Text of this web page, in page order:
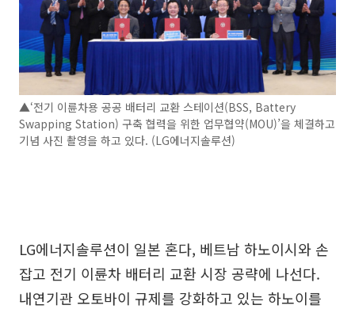
▲‘전기 이륜차용 공공 배터리 교환 스테이션(BSS, Battery
Swapping Station) 구축 협력을 위한 업무협약(MOU)’을 체결하고
기념 사진 촬영을 하고 있다. (LG에너지솔루션)
LG에너지솔루션이 일본 혼다, 베트남 하노이시와 손
잡고 전기 이륜차 배터리 교환 시장 공략에 나선다.
내연기관 오토바이 규제를 강화하고 있는 하노이를